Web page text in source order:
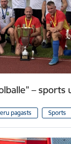
– sports
pagasts Sports